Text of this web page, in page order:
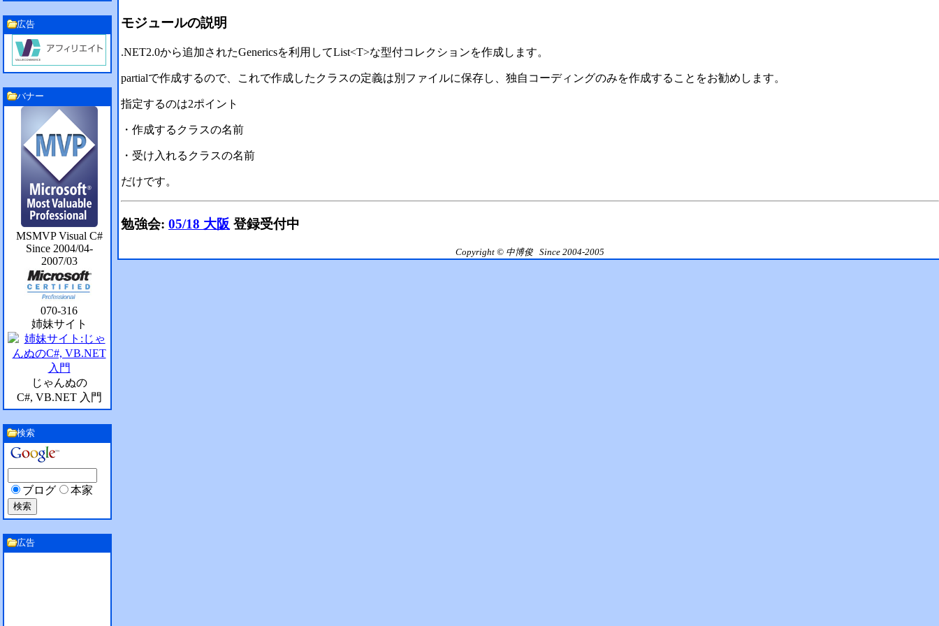
モジュールの説明
.NET2.0から追加されたGenericsを利用してList<T>な型付コレクションを作成します。
partialで作成するので、これで作成したクラスの定義は別ファイルに保存し、独自コーディングのみを作成することをお勧めします。
指定するのは2ポイント
・作成するクラスの名前
・受け入れるクラスの名前
だけです。
勉強会: 05/18 大阪 登録受付中
Copyright © 中博俊 Since 2004-2005
広告
バナー
MSMVP Visual C#
Since 2004/04-
2007/03
070-316
姉妹サイト
じゃんぬの
C#, VB.NET 入門
検索
ブログ 本家
広告